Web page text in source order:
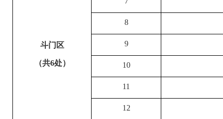
斗门区
（共6处）
8
9
10
11
12